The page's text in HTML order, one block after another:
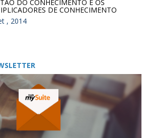
DO CONHECIMENTO E OS
DE CONHECIMENTO
, 2014